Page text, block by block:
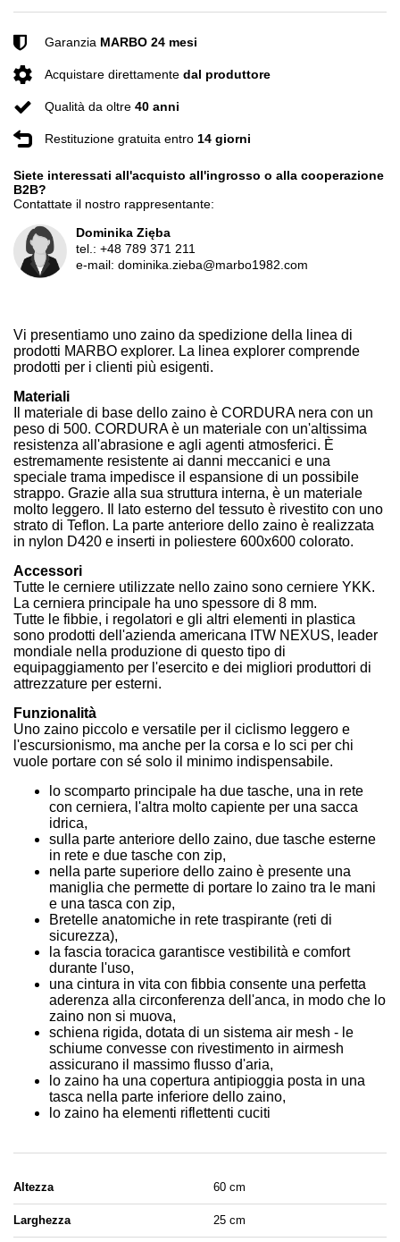
Garanzia MARBO 24 mesi
Acquistare direttamente dal produttore
Qualità da oltre 40 anni
Restituzione gratuita entro 14 giorni
Siete interessati all'acquisto all'ingrosso o alla cooperazione
B2B?
Contattate il nostro rappresentante:
Dominika Zięba
tel.: +48 789 371 211
e-mail: dominika.zieba@marbo1982.com
Vi presentiamo uno zaino da spedizione della linea di
prodotti MARBO explorer. La linea explorer comprende
prodotti per i clienti più esigenti.
Materiali
Il materiale di base dello zaino è CORDURA nera con un
peso di 500. CORDURA è un materiale con un'altissima
resistenza all'abrasione e agli agenti atmosferici. È
estremamente resistente ai danni meccanici e una
speciale trama impedisce il espansione di un possibile
strappo. Grazie alla sua struttura interna, è un materiale
molto leggero. Il lato esterno del tessuto è rivestito con uno
strato di Teflon. La parte anteriore dello zaino è realizzata
in nylon D420 e inserti in poliestere 600x600 colorato.
Accessori
Tutte le cerniere utilizzate nello zaino sono cerniere YKK.
La cerniera principale ha uno spessore di 8 mm.
Tutte le fibbie, i regolatori e gli altri elementi in plastica
sono prodotti dell'azienda americana ITW NEXUS, leader
mondiale nella produzione di questo tipo di
equipaggiamento per l'esercito e dei migliori produttori di
attrezzature per esterni.
Funzionalità
Uno zaino piccolo e versatile per il ciclismo leggero e
l'escursionismo, ma anche per la corsa e lo sci per chi
vuole portare con sé solo il minimo indispensabile.
lo scomparto principale ha due tasche, una in rete
con cerniera, l'altra molto capiente per una sacca
idrica,
sulla parte anteriore dello zaino, due tasche esterne
in rete e due tasche con zip,
nella parte superiore dello zaino è presente una
maniglia che permette di portare lo zaino tra le mani
e una tasca con zip,
Bretelle anatomiche in rete traspirante (reti di
sicurezza),
la fascia toracica garantisce vestibilità e comfort
durante l'uso,
una cintura in vita con fibbia consente una perfetta
aderenza alla circonferenza dell'anca, in modo che lo
zaino non si muova,
schiena rigida, dotata di un sistema air mesh - le
schiume convesse con rivestimento in airmesh
assicurano il massimo flusso d'aria,
lo zaino ha una copertura antipioggia posta in una
tasca nella parte inferiore dello zaino,
lo zaino ha elementi riflettenti cuciti
Altezza 60 cm
Larghezza 25 cm